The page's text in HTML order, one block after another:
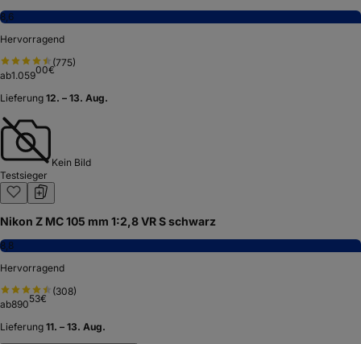
8,6
Hervorragend
(775)
ab1.05900€
Lieferung 12. – 13. Aug.
Kein Bild
Testsieger
Nikon Z MC 105 mm 1:2,8 VR S schwarz
8,8
Hervorragend
(308)
ab89053€
Lieferung 11. – 13. Aug.